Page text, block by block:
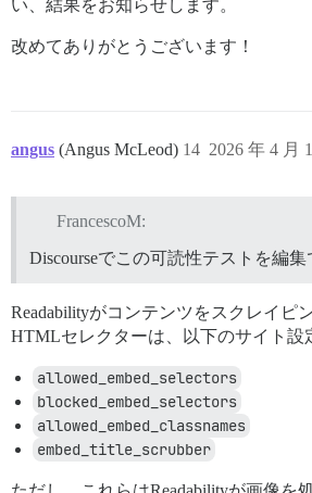
い、結果をお知らせします。
改めてありがとうございます！
angus (Angus McLeod) 2026 年 4 月
14
FrancescoM:
Discourseでこの可読性テストを編集
Readabilityがコンテンツをスクレイピ
HTMLセレクターは、以下のサイト設
allowed_embed_selectors
blocked_embed_selectors
allowed_embed_classnames
embed_title_scrubber